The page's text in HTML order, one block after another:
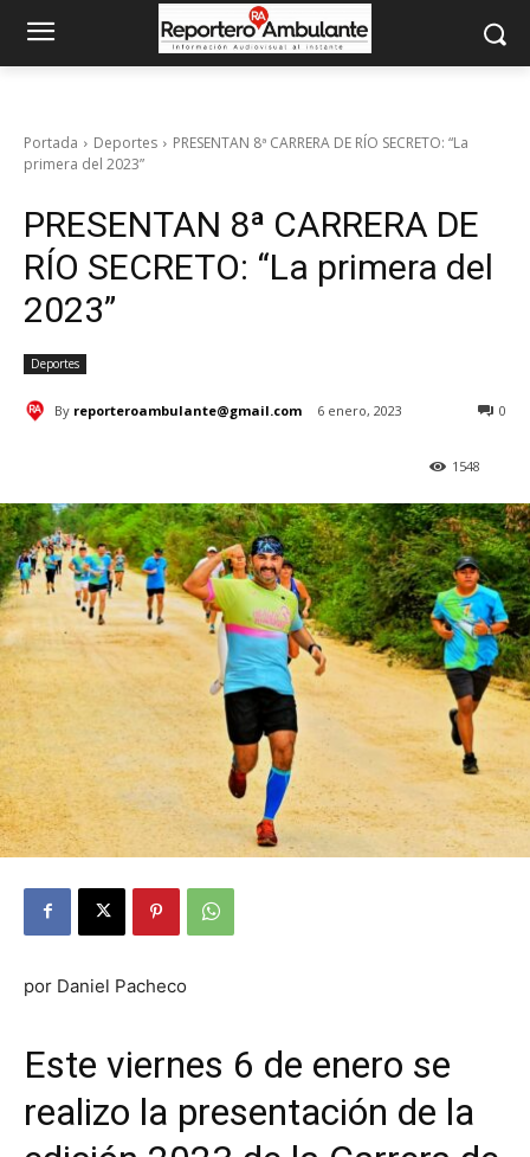
Portada Deportes
PRESENTAN 8ª CARRERA DE RÍO SECRETO: “La
primera del 2023”
PRESENTAN 8ª CARRERA DE
RÍO SECRETO: “La primera del
2023”
Deportes
By reporteroambulante@gmail.com 6 enero, 2023 0
1548
por Daniel Pacheco
Este viernes 6 de enero se
realizo la presentación de la